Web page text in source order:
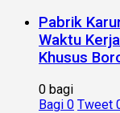
Pabrik
Waktu
Khusus
0 bagi
Bagi 0 Tweet